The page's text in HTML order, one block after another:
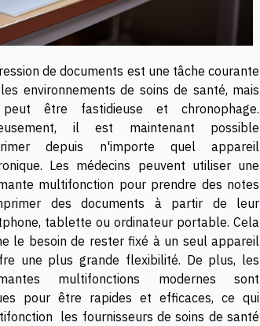
de documents est une tâche courante
environnements de soins de santé, mais
être fastidieuse et chronophage.
il est maintenant possible
depuis n'importe quel appareil
Les médecins peuvent utiliser une
multifonction pour prendre des notes
des documents à partir de leur
tablette ou ordinateur portable. Cela
le besoin de rester fixé à un seul appareil
une plus grande flexibilité. De plus, les
multifonctions modernes sont
pour être rapides et efficaces, ce qui
les fournisseurs de soins de santé